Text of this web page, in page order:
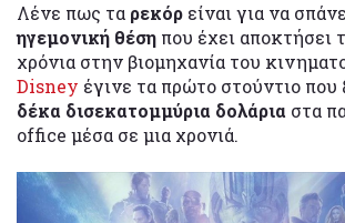
Λένε πως τα ρεκόρ είναι για να
ηγεμονική θέση που έχει αποκτήσει
χρόνια στην βιομηχανία του
Disney έγινε τα πρώτο στούντιο που
δέκα δισεκατομμύρια δολάρια στα
office μέσα σε μια χρονιά.